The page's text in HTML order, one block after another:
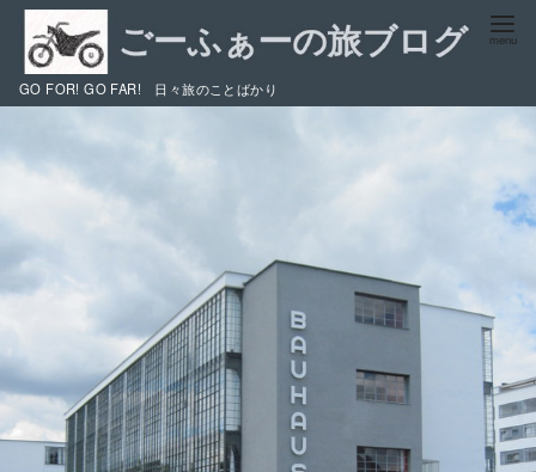
ン
動
GO FOR! GO FAR! 日々旅のことばかり